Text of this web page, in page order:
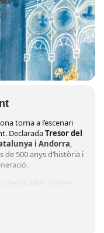
torna a l’escenari
DeclaradaTresor del
i Andorra,
500 anys d’història i
rostres
per oferir una